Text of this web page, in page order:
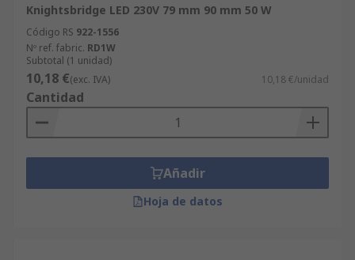
Knightsbridge LED 230V 79 mm 90 mm 50 W
Código RS 922-1556
Nº ref. fabric. RD1W
Subtotal (1 unidad)
10,18 €(exc. IVA) 10,18 €/unidad
Cantidad
Añadir
Hoja de datos